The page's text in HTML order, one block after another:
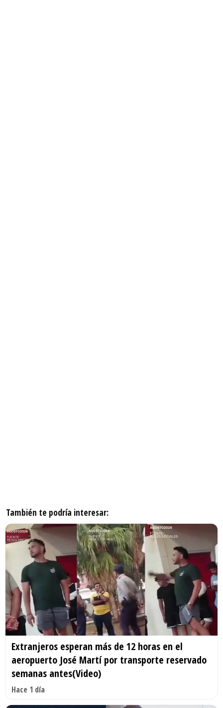
También te podría interesar:
Extranjeros esperan más de 12 horas en el
aeropuerto José Martí por transporte reservado
semanas antes(Video)
Hace 1 día